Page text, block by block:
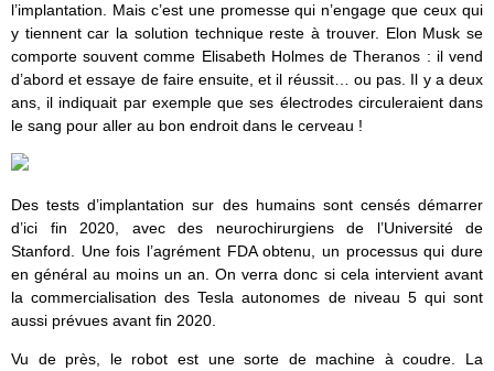
l’implantation. Mais c’est une promesse qui n’engage que ceux qui
y tiennent car la solution technique reste à trouver. Elon Musk se
comporte souvent comme Elisabeth Holmes de Theranos : il vend
d’abord et essaye de faire ensuite, et il réussit… ou pas. Il y a deux
ans, il indiquait par exemple que ses électrodes circuleraient dans
le sang pour aller au bon endroit dans le cerveau !
Des tests d’implantation sur des humains sont censés démarrer
d’ici fin 2020, avec des neurochirurgiens de l’Université de
Stanford. Une fois l’agrément FDA obtenu, un processus qui dure
en général au moins un an. On verra donc si cela intervient avant
la commercialisation des Tesla autonomes de niveau 5 qui sont
aussi prévues avant fin 2020.
Vu de près, le robot est une sorte de machine à coudre. La